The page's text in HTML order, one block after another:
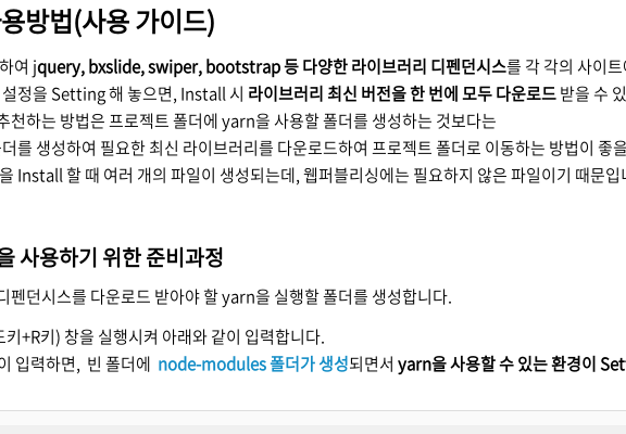
방법(사용 가이드)
여 jquery, bxslide, swiper, bootstrap 등 다양한 라이브러리 디펜던시스를 각 각의 사이
정을 Setting 해 놓으면, Install 시 라이브러리 최신 버전을 한 번에 모두 다운로드받을 수
천하는 방법은 프로젝트 폴더에 yarn을 사용할 폴더를 생성하는 것보다는
를 생성하여 필요한 최신 라이브러리를 다운로드하여 프로젝트 폴더로 이동하는 방법이 좋
Install 할 때 여러 개의 파일이 생성되는데, 웹퍼블리싱에는 필요하지 않은 파일이기 때문입
사용하기 위한 준비과정
펜던시스를 다운로드 받아야 할 yarn을 실행할 폴더를 생성합니다.
+R키) 창을 실행시켜 아래와 같이 입력합니다.
입력하면, 빈 폴더에 node-modules 폴더가 생성되면서 yarn을 사용할 수 있는 환경이